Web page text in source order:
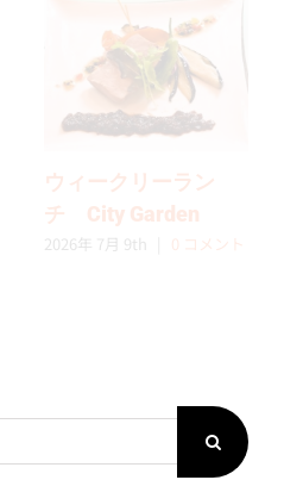
ウィークリーラン
チ City Garden
2026年 7月 9th 0 コメント